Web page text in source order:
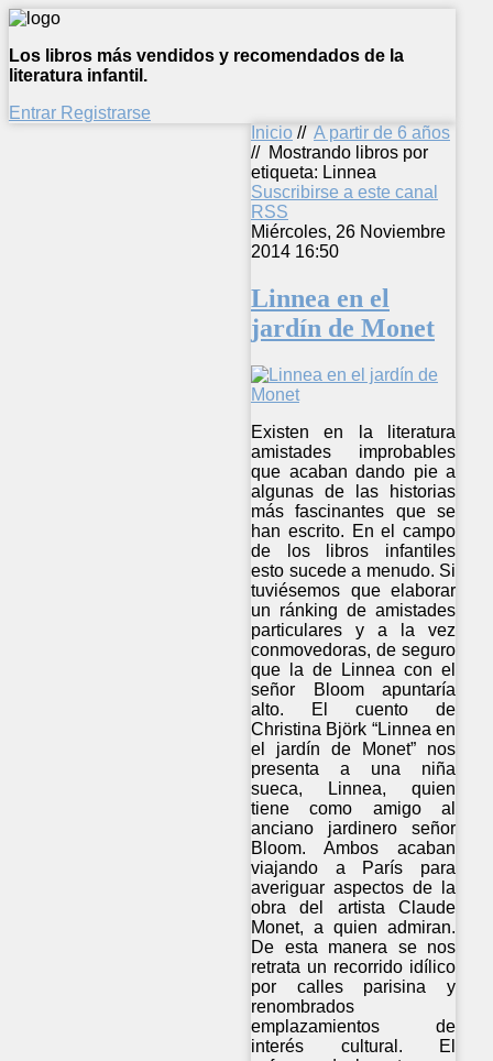
Los libros más vendidos y recomendados de la
literatura infantil.
Entrar Registrarse
Inicio // A partir de 6 años
// Mostrando libros por
etiqueta: Linnea
Suscribirse a este canal
RSS
Miércoles, 26 Noviembre
2014 16:50
Linnea en el
jardín de Monet
Existen en la literatura
amistades improbables
que acaban dando pie a
algunas de las historias
más fascinantes que se
han escrito. En el campo
de los libros infantiles
esto sucede a menudo. Si
tuviésemos que elaborar
un ránking de amistades
particulares y a la vez
conmovedoras, de seguro
que la de Linnea con el
señor Bloom apuntaría
alto. El cuento de
Christina Björk “Linnea en
el jardín de Monet” nos
presenta a una niña
sueca, Linnea, quien
tiene como amigo al
anciano jardinero señor
Bloom. Ambos acaban
viajando a París para
averiguar aspectos de la
obra del artista Claude
Monet, a quien admiran.
De esta manera se nos
retrata un recorrido idílico
por calles parisina y
renombrados
emplazamientos de
interés cultural. El